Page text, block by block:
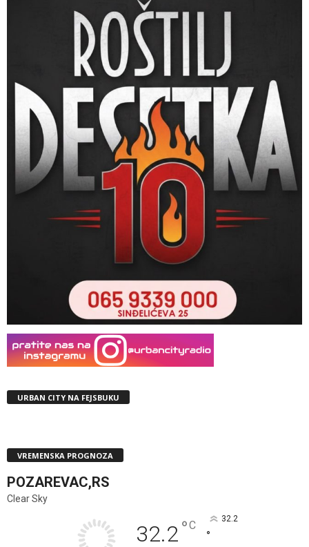
URBAN CITY NA FEJSBUKU
VREMENSKA PROGNOZA
POZAREVAC,RS
Clear Sky
32.2°C 32.2
°